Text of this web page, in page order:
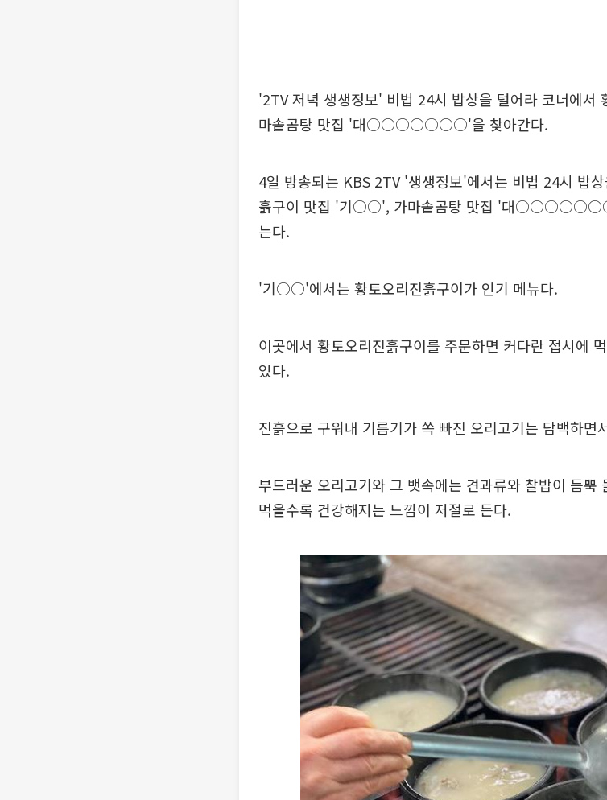
'2TV 저녁 생생정보' 비법 24시 밥상을 털어라 코너에
마솥곰탕 맛집 '대○○○○○○○'을 찾아간다.
4일 방송되는 KBS 2TV '생생정보'에서는 비법 24시 밥
흙구이 맛집 '기○○', 가마솥곰탕 맛집 '대○○○○○○○'
는다.
'기○○'에서는 황토오리진흙구이가 인기 메뉴다.
이곳에서 황토오리진흙구이를 주문하면 커다란 접시에
있다.
진흙으로 구워내 기름기가 쏙 빠진 오리고기는 담백하면
부드러운 오리고기와 그 뱃속에는 견과류와 찰밥이 듬뿍
먹을수록 건강해지는 느낌이 저절로 든다.